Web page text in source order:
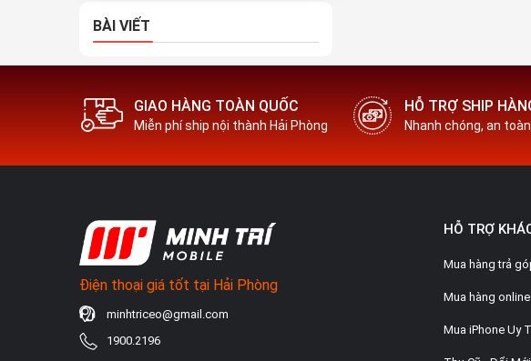
BÀI VIẾT
GIAO HÀNG TOÀN QUỐC
Miễn phí ship nội thành Hải Phòng
HỖ TRỢ SHIP
Nhanh chóng, an toàn
Điện thoại giá tốt tại Hải Phòng
minhtriceo@gmail.com
1900.2196
HỖ TRỢ
Mua hàng trả
Mua hàng online
Mua iPhone Uy